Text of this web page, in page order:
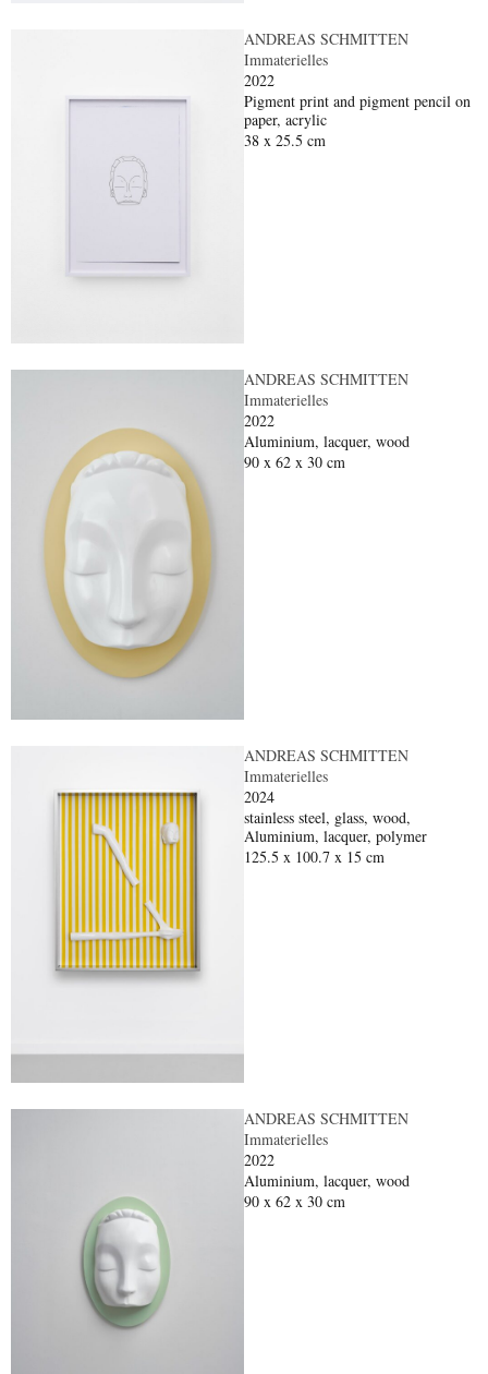
ANDREAS SCHMITTEN
Immaterielles
2022
Pigment print and pigment pencil on
paper, acrylic
38 x 25.5 cm
ANDREAS SCHMITTEN
Immaterielles
2022
Aluminium, lacquer, wood
90 x 62 x 30 cm
ANDREAS SCHMITTEN
Immaterielles
2024
stainless steel, glass, wood,
Aluminium, lacquer, polymer
125.5 x 100.7 x 15 cm
ANDREAS SCHMITTEN
Immaterielles
2022
Aluminium, lacquer, wood
90 x 62 x 30 cm